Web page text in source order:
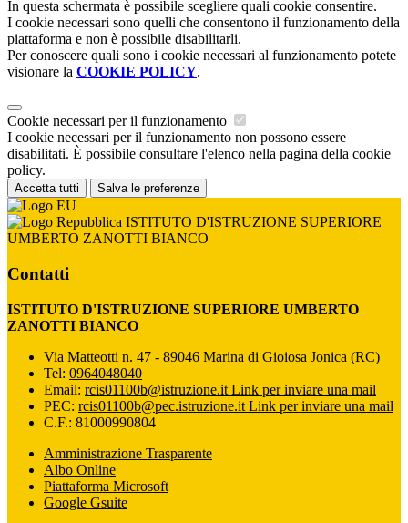
In questa schermata è possibile scegliere quali cookie consentire.
I cookie necessari sono quelli che consentono il funzionamento della
piattaforma e non è possibile disabilitarli.
Per conoscere quali sono i cookie necessari al funzionamento potete
visionare la COOKIE POLICY.
Cookie necessari per il funzionamento
I cookie necessari per il funzionamento non possono essere
disabilitati. È possibile consultare l'elenco nella pagina della cookie
policy.
Accetta tutti Salva le preferenze
ISTITUTO D'ISTRUZIONE SUPERIORE
UMBERTO ZANOTTI BIANCO
Contatti
ISTITUTO D'ISTRUZIONE SUPERIORE UMBERTO
ZANOTTI BIANCO
Via Matteotti n. 47 - 89046 Marina di Gioiosa Jonica (RC)
Tel: 0964048040
Email: rcis01100b@istruzione.it Link per inviare una mail
PEC: rcis01100b@pec.istruzione.it Link per inviare una mail
C.F.: 81000990804
Amministrazione Trasparente
Albo Online
Piattaforma Microsoft
Google Gsuite